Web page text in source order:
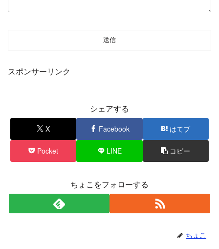
スポンサーリンク
シェアする
X Facebook はてブ
Pocket LINE コピー
ちょこをフォローする
ちょこ